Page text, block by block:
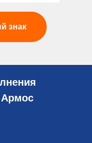
знак
Армос